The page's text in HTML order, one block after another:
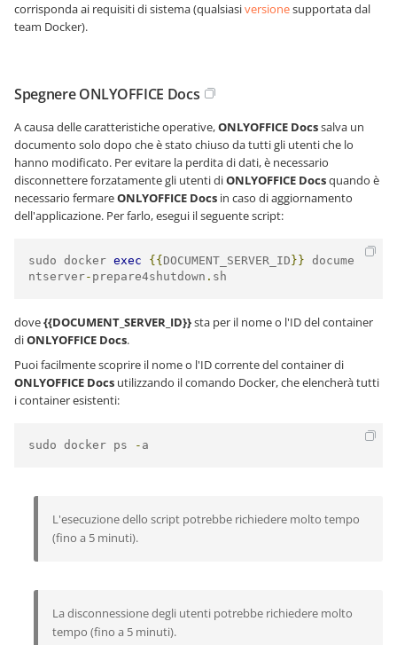
corrisponda ai requisiti di sistema (qualsiasiversionesupportata dal
team Docker).
Spegnere ONLYOFFICE Docs
A causa delle caratteristiche operative,ONLYOFFICE Docssalva un
documento solo dopo che è stato chiuso da tutti gli utenti che lo
hanno modificato. Per evitare la perdita di dati, è necessario
disconnettere forzatamente gli utenti diONLYOFFICE Docsquando è
necessario fermareONLYOFFICE Docs in caso di aggiornamento
dell'applicazione. Per farlo, esegui il seguente script:
sudo docker exec {{ DOCUMENT_SERVER_ID }} docume
ntserver- prepare4shutdown . sh
dove{{DOCUMENT_SERVER_ID}}sta per il nome o l'ID del container
diONLYOFFICE Docs.
Puoi facilmente scoprire il nome o l'ID corrente del container di
ONLYOFFICE Docs utilizzando il comando Docker, che elencherà tutti
i container esistenti:
sudo docker ps - a
L'esecuzione dello script potrebbe richiedere molto tempo
(fino a 5 minuti).
La disconnessione degli utenti potrebbe richiedere molto
tempo (fino a 5 minuti).